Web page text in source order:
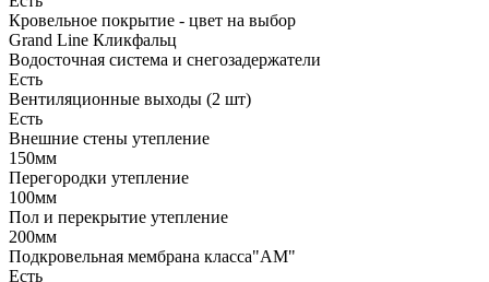
Кровельное покрытие - цвет на выбор
Grand Line Кликфальц
Водосточная система и снегозадержатели
Есть
Вентиляционные выходы (2 шт)
Есть
Внешние стены утепление
150мм
Перегородки утепление
100мм
Пол и перекрытие утепление
200мм
Подкровельная мембрана класса"АМ"
Есть